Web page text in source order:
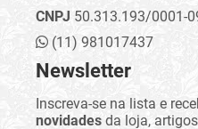
CNPJ 50.313.193/0001-
(11) 981017437
Newsletter
Inscreva-se na lista e
novidades da loja,